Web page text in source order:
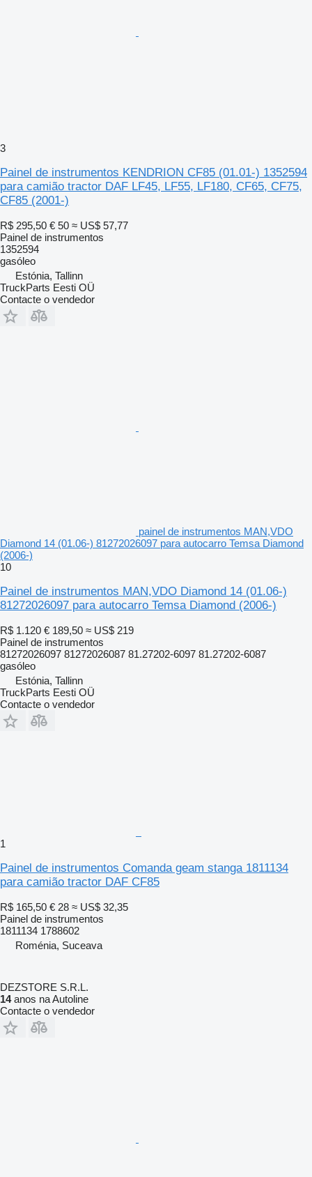
3
Painel de instrumentos KENDRION CF85 (01.01-) 1352594
para camião tractor DAF LF45, LF55, LF180, CF65, CF75,
CF85 (2001-)
R$ 295,50 € 50 ≈ US$ 57,77
Painel de instrumentos
1352594
gasóleo
Estónia, Tallinn
TruckParts Eesti OÜ
Contacte o vendedor
painel de instrumentos MAN,VDO
Diamond 14 (01.06-) 81272026097 para autocarro Temsa Diamond
(2006-)
10
Painel de instrumentos MAN,VDO Diamond 14 (01.06-)
81272026097 para autocarro Temsa Diamond (2006-)
R$ 1.120 € 189,50 ≈ US$ 219
Painel de instrumentos
81272026097 81272026087 81.27202-6097 81.27202-6087
gasóleo
Estónia, Tallinn
TruckParts Eesti OÜ
Contacte o vendedor
1
Painel de instrumentos Comanda geam stanga 1811134
para camião tractor DAF CF85
R$ 165,50 € 28 ≈ US$ 32,35
Painel de instrumentos
1811134 1788602
Roménia, Suceava
DEZSTORE S.R.L.
14anos na Autoline
Contacte o vendedor